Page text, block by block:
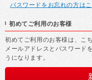
パスワードをお忘れの方は
初めてご利用のお客様
初めてご利用のお客様は、こ
メールアドレスとパスワード
うになります。